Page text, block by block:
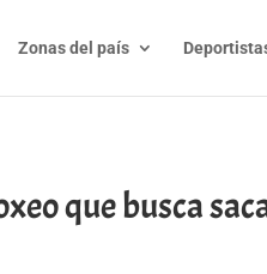
Zonas del país
que busca